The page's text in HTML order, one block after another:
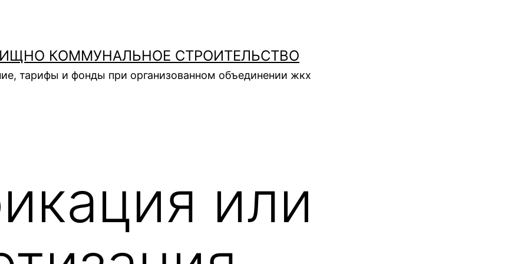
КОММУНАЛЬНОЕ СТРОИТЕЛЬСТВО
тарифы и фонды при организованном объединении жкх
или